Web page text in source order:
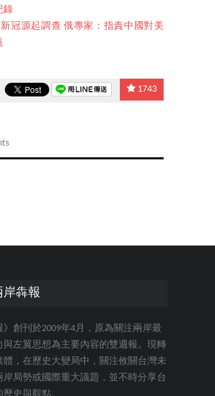
錄
冠源起調查 俄專家：指責中國對美
1743
岸犇報
》創刊於2009年4月，原為關注兩岸最
與左翼思想為主要內容的雙週報。現轉
體，在歷史大變局中，關注攸關台灣未
岸局勢或國際重大議題，並不時分享台